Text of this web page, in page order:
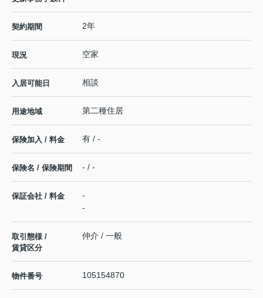
契約期間 2年
現況 空家
入居可能日 相談
用途地域 第二種住居
保険加入 / 料金 有 / -
保険名 / 保険期間 - / -
保証会社 / 料金
-
-
取引態様 /
賃貸区分
仲介 / 一般
物件番号 105154870